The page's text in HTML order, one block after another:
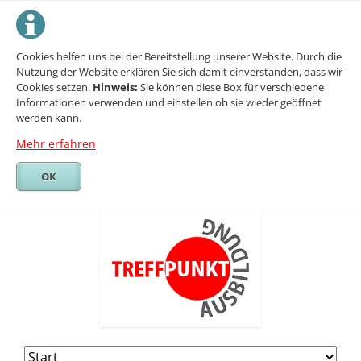
Cookies helfen uns bei der Bereitstellung unserer Website. Durch die
Nutzung der Website erklären Sie sich damit einverstanden, dass wir
Cookies setzen. Hinweis: Sie können diese Box für verschiedene
Informationen verwenden und einstellen ob sie wieder geöffnet
werden kann.
Mehr erfahren
OK
Navigation